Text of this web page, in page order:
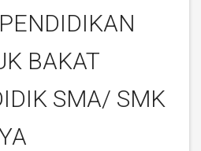
BAKAT
SMA/ SMK